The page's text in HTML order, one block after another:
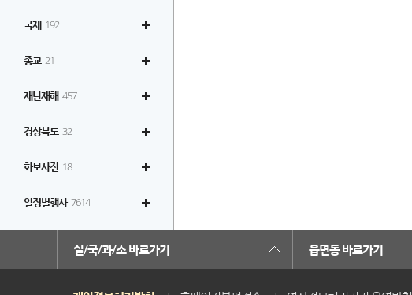
국제 192
종교 21
재난재해 457
경상북도 32
화보사진 18
일정별행사 7614
실/국/과/소 바로가기 읍면동 바로가기